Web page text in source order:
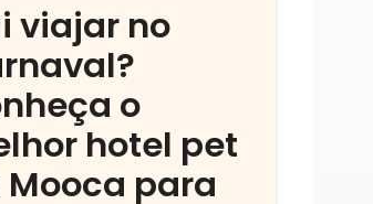
viajar no
o
hotel pet
para